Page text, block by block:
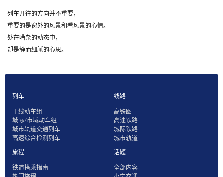
列车开往的方向并不重要，
重要的是窗外的风景和看风景的心情。
处在嘈杂的动态中，
却是静而细腻的心思。
列车
干线动车组
城际/市域动车组
城市轨道交通列车
高速综合检测列车
线路
高铁图
高速铁路
城际铁路
城市轨道
旅程
铁道搭乘指南
话题
全部内容